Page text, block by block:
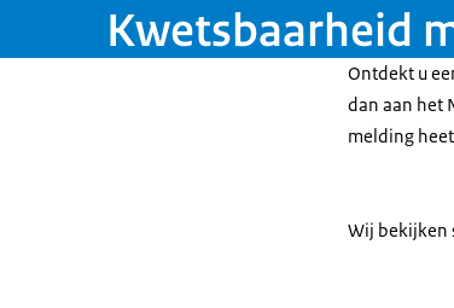
Kwetsbaarheid
Ontdekt u
dan aan het
melding
Wij bekijken